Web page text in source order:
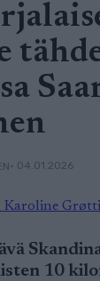
• 04.01.2026
10